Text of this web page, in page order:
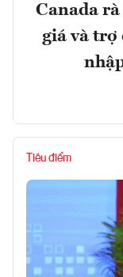
Canada
giá và trợ
Tiêu điểm